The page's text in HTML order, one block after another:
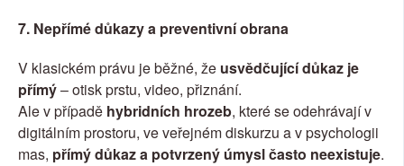
7. Nepřímé důkazy a preventivní obrana
V klasickém právu je běžné, že usvědčující důkaz je
přímý – otisk prstu, video, přiznání.
Ale v případě hybridních hrozeb, které se odehrávají v
digitálním prostoru, ve veřejném diskurzu a v psychologii
mas, přímý důkaz a potvrzený úmysl často neexistuje.